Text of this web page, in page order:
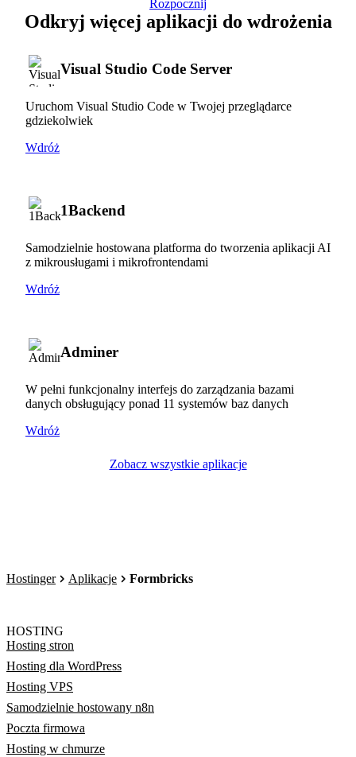
Rozpocznij
Odkryj więcej aplikacji do wdrożenia
Visual Studio Code Server
Uruchom Visual Studio Code w Twojej przeglądarce
gdziekolwiek
Wdróż
1Backend
Samodzielnie hostowana platforma do tworzenia aplikacji AI
z mikrousługami i mikrofrontendami
Wdróż
Adminer
W pełni funkcjonalny interfejs do zarządzania bazami
danych obsługujący ponad 11 systemów baz danych
Wdróż
Zobacz wszystkie aplikacje
Hostinger Aplikacje Formbricks
HOSTING
Hosting stron
Hosting dla WordPress
Hosting VPS
Samodzielnie hostowany n8n
Poczta firmowa
Hosting w chmurze